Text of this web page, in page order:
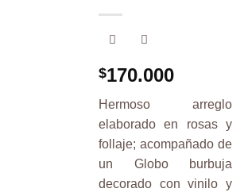
$170.000
Hermoso arreglo
elaborado en rosas y
follaje; acompañado de
un Globo burbuja
decorado con vinilo y